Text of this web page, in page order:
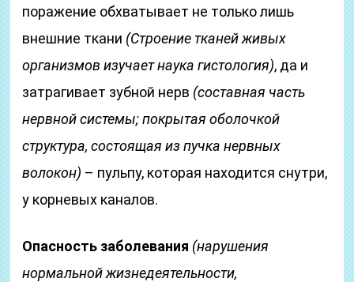
поражение обхватывает не только лишь
внешние ткани (Строение тканей живых
организмов изучает наука гистология), да и
затрагивает зубной нерв (составная часть
нервной системы; покрытая оболочкой
структура, состоящая из пучка нервных
волокон) – пульпу, которая находится снутри,
у корневых каналов.
Опасность заболевания (нарушения
нормальной жизнедеятельности,